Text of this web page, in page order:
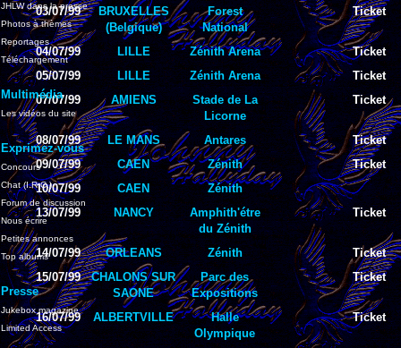
JHLW dans la presse
Photos à thèmes
Reportages
Téléchargement
Multimédia
Les vidéos du site
Exprimez-vous
Concours
Chat (I.R.C.)
Forum de discussion
Nous écrire
Petites annonces
Top albums
Presse
Jukebox magazine
Limited Access
03/07/99
BRUXELLES
(Belgique)
Forest
National
Ticket
04/07/99 LILLE Zénith Arena
Ticket
05/07/99
LILLE Zénith Arena
Ticket
07/07/99
AMIENS
Stade de La
Licorne
Ticket
08/07/99 LE MANS Antares
Ticket
09/07/99
CAEN Zénith
Ticket
10/07/99
CAEN
Zénith
13/07/99
NANCY
Amphith'étre
du Zénith
Ticket
14/07/99 ORLEANS Zénith
Ticket
15/07/99
CHALONS SUR
SAONE
Parc des
Expositions
Ticket
16/07/99 ALBERTVILLE
Halle
Olympique
Ticket